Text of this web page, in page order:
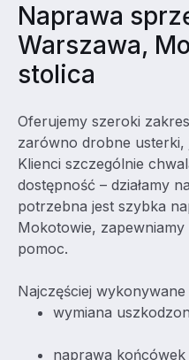
Naprawa
Warszawa,
stolica
Oferujemy szeroki
zarówno drobne usterki,
Klienci szczególnie
dostępność – działamy
potrzebna jest szybka
Mokotowie,
pomoc.
Najczęściej
wymiana
naprawa końcówek